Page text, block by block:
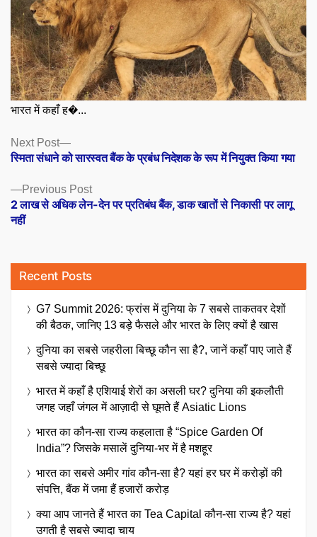
भारत में कहाँ ह�...
Posts
navigation
Previous PostPrevious
post:
2 लाख से अधिक लेन-देन पर प्रतिबंध बैंक, डाक खातों से निकासी पर लागू
नहीं
Next Post
Next
post:
स्मिता संधाने को सारस्वत बैंक के प्रबंध निदेशक के रूप में नियुक्त किया गया
Recent Posts
G7 Summit 2026: फ्रांस में दुनिया के 7 सबसे ताकतवर देशों
की बैठक, जानिए 13 बड़े फैसले और भारत के लिए क्यों है खास
दुनिया का सबसे जहरीला बिच्छू कौन सा है?, जानें कहाँ पाए जाते हैं
सबसे ज्यादा बिच्छू
भारत में कहाँ है एशियाई शेरों का असली घर? दुनिया की इकलौती
जगह जहाँ जंगल में आज़ादी से घूमते हैं Asiatic Lions
भारत का कौन-सा राज्य कहलाता है “Spice Garden Of
India”? जिसके मसालें दुनिया-भर में है मशहूर
भारत का सबसे अमीर गांव कौन-सा है? यहां हर घर में करोड़ों की
संपत्ति, बैंक में जमा हैं हजारों करोड़
क्या आप जानते हैं भारत का Tea Capital कौन-सा राज्य है? यहां
उगती है सबसे ज्यादा चाय